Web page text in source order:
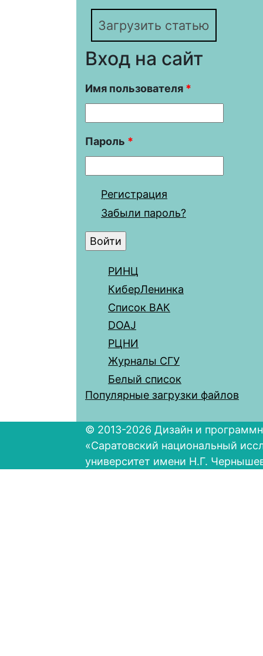
Загрузить статью
Вход на сайт
Имя пользователя *
Пароль *
Регистрация
Забыли пароль?
РИНЦ
КиберЛенинка
Список ВАК
DOAJ
РЦНИ
Журналы СГУ
Белый список
Популярные загрузки файлов
© 2013-2026 Дизайн и
«Саратовский национальный
университет имени Н.Г.